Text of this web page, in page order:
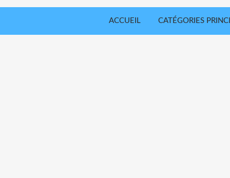
ACCUEIL CATÉGORIES